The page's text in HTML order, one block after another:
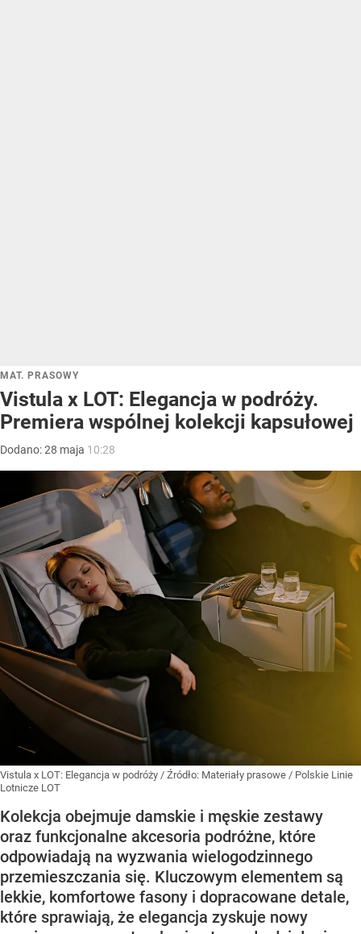
MAT. PRASOWY
Vistula x LOT: Elegancja w podróży.
Premiera wspólnej kolekcji kapsułowej
Dodano:28 maja 10:28
Vistula x LOT: Elegancja w podróży / Źródło: Materiały prasowe / Polskie Linie
Lotnicze LOT
Kolekcja obejmuje damskie i męskie zestawy
oraz funkcjonalne akcesoria podróżne, które
odpowiadają na wyzwania wielogodzinnego
przemieszczania się. Kluczowym elementem są
lekkie, komfortowe fasony i dopracowane detale,
które sprawiają, że elegancja zyskuje nowy